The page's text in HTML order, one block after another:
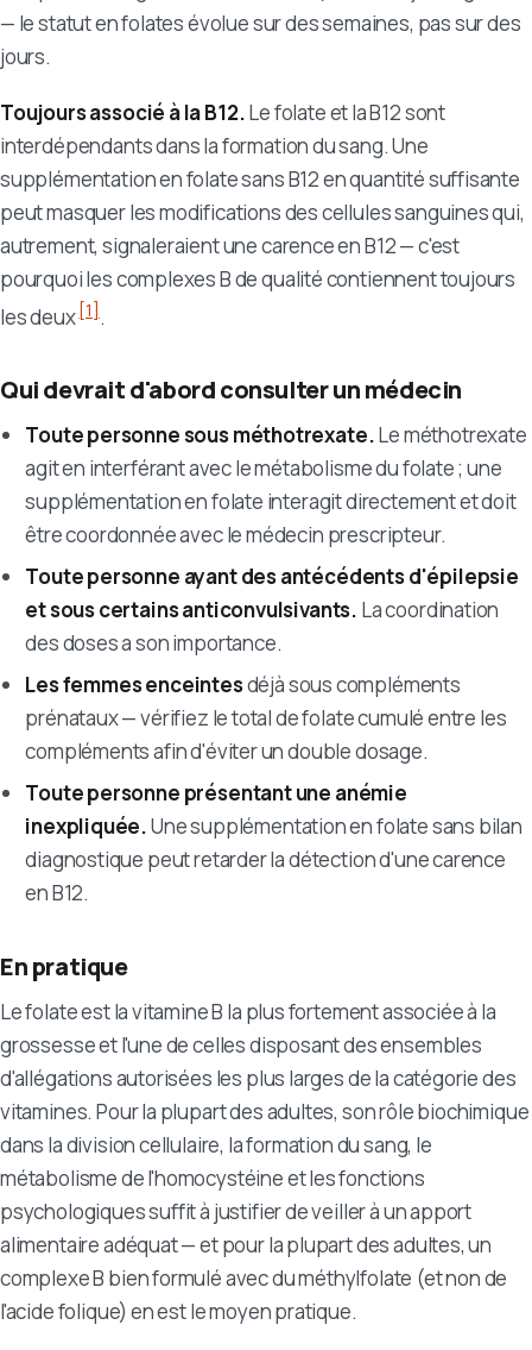
— le statut en folates évolue sur des semaines, pas sur des
jours.
Toujours associé à la B12.Le folate et la B12 sont
interdépendants dans la formation du sang. Une
supplémentation en folate sans B12 en quantité suffisante
peut masquer les modifications des cellules sanguines qui,
autrement, signaleraient une carence en B12 — c'est
pourquoi les complexes B de qualité contiennent toujours
les deux[1].
Qui devrait d'abord consulter un médecin
Toute personne sous méthotrexate.Le méthotrexate
agit en interférant avec le métabolisme du folate ; une
supplémentation en folate interagit directement et doit
être coordonnée avec le médecin prescripteur.
Toute personne ayant des antécédents d'épilepsie
et sous certains anticonvulsivants. La coordination
des doses a son importance.
Les femmes enceintesdéjà sous compléments
prénataux — vérifiez le total de folate cumulé entre les
compléments afin d'éviter un double dosage.
Toute personne présentant une anémie
inexpliquée.Une supplémentation en folate sans bilan
diagnostique peut retarder la détection d'une carence
en B12.
En pratique
Le folate est la vitamine B la plus fortement associée à la
grossesse et l'une de celles disposant des ensembles
d'allégations autorisées les plus larges de la catégorie des
vitamines. Pour la plupart des adultes, son rôle biochimique
dans la division cellulaire, la formation du sang, le
métabolisme de l'homocystéine et les fonctions
psychologiques suffit à justifier de veiller à un apport
alimentaire adéquat — et pour la plupart des adultes, un
complexe B bien formulé avec du méthylfolate (et non de
l'acide folique) en est le moyen pratique.